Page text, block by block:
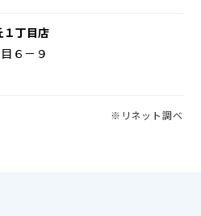
１丁目店
６－９
※リネット調べ